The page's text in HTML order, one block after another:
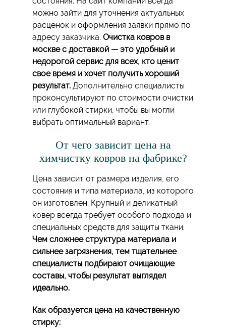
можно зайти для уточнения актуальных
расценок и оформления заявки прямо по
адресу заказчика. Очистка ковров в
москве с доставкой — это удобный и
недорогой сервис для всех, кто ценит
свое время и хочет получить хороший
результат. Дополнительно специалисты
проконсультируют по стоимости очистки
или глубокой стирки, чтобы вы могли
выбрать оптимальный вариант.
От чего зависит цена на
химчистку ковров на фабрике?
Цена зависит от размера изделия, его
состояния и типа материала, из которого
он изготовлен. Крупный и деликатный
ковер всегда требует особого подхода и
специальных средств для защиты ткани.
Чем сложнее структура материала и
сильнее загрязнения, тем тщательнее
специалисты подбирают очищающие
составы, чтобы результат выглядел
идеально.
Как образуется цена на качественную
стирку: